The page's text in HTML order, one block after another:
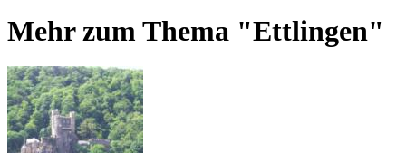
Mehr zum Thema "Ettlingen"